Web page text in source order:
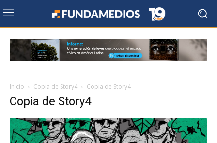
Inicio Copia de Story4 Copia de Story4
Copia de Story4